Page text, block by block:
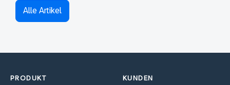
Alle Artikel
PRODUKT KUNDEN